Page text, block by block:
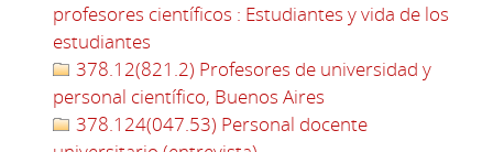
profesores científicos : Estudiantes y vida de los
estudiantes
378.12(821.2) Profesores de universidad y
personal científico, Buenos Aires
378.124(047.53) Personal docente